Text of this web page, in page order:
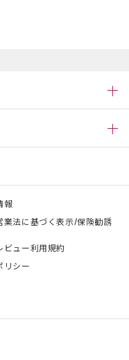
報
業法に基づく表示/保険勧誘
ビュー利用規約
リシー